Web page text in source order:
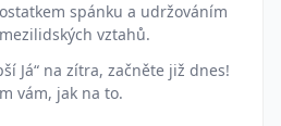
spánku a udržováním
vztahů.
Já“ na zítra, začněte již dnes!
vám, jak na to.